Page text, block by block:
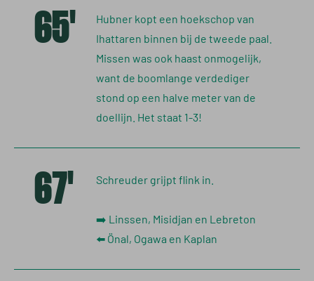
65'
Hubner kopt een hoekschop van
Ihattaren binnen bij de tweede paal.
Missen was ook haast onmogelijk,
want de boomlange verdediger
stond op een halve meter van de
doellijn. Het staat 1-3!
67' Schreuder grijpt flink in.
➡️ Linssen, Misidjan en Lebreton
⬅️ Önal, Ogawa en Kaplan